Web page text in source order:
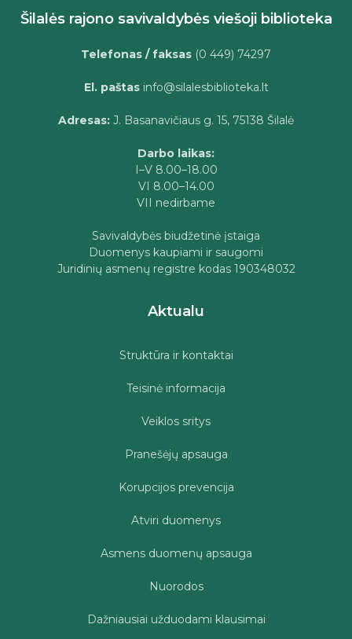
Šilalės rajono savivaldybės viešoji biblioteka
Telefonas / faksas (0 449) 74297
El. paštasinfo@silalesbiblioteka.lt
Adresas: J. Basanavičiaus g. 15, 75138 Šilalė
Darbo laikas:
I–V 8.00–18.00
VI 8.00–14.00
VII nedirbame
Savivaldybės biudžetinė įstaiga
Duomenys kaupiami ir saugomi
Juridinių asmenų registre kodas 190348032
Aktualu
Struktūra ir kontaktai
Teisinė informacija
Veiklos sritys
Pranešėjų apsauga
Korupcijos prevencija
Atviri duomenys
Asmens duomenų apsauga
Nuorodos
Dažniausiai užduodami klausimai